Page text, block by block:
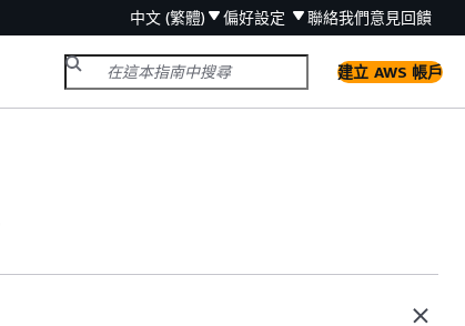
中文 (繁體) 偏好設定 聯絡我們意見回饋
建立 AWS 帳戶